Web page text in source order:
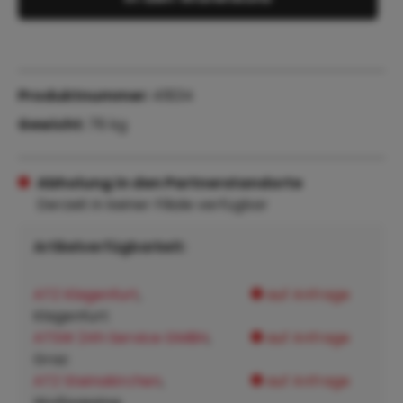
Abholung in den Partnerstandorte
Derzeit in keiner Filiale verfügbar
Artikelverfügbarkeit:
ATZ Klagenfurt
Klagenfurt:
auf Anfrage
ATSW 24h Service GMBH auf Anfrage
ATZ Steinakirchen auf Anfrage
Produktnummer:
Gewicht:
76 kg